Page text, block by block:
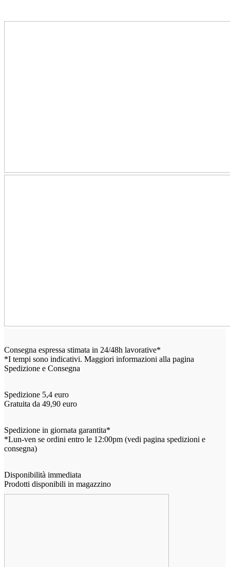
Consegna espressa stimata in 24/48h lavorative*
*I tempi sono indicativi. Maggiori informazioni alla pagina
Spedizione e Consegna
Spedizione 5,4 euro
Gratuita da 49,90 euro
Spedizione in giornata garantita*
*Lun-ven se ordini entro le 12:00pm (vedi pagina spedizioni e
consegna)
Disponibilità immediata
Prodotti disponibili in magazzino